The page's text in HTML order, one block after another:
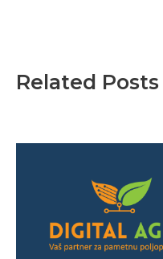
Related Posts